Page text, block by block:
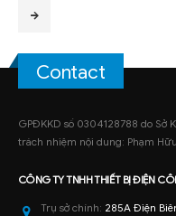
Contact
GPĐKKD số 0304128788 do Sở
trách nhiệm nội dung: Phạm
CÔNG TY TNHHTHIẾT BỊ ĐIỆN
Trụ sở chính: 285A Điện